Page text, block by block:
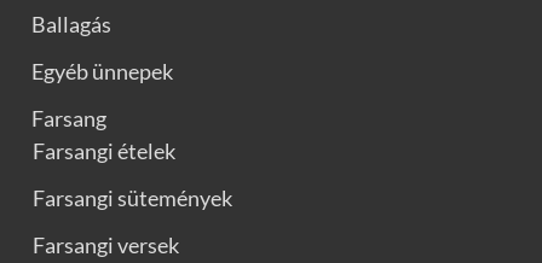
Ballagás
Egyéb ünnepek
Farsang
Farsangi ételek
Farsangi sütemények
Farsangi versek